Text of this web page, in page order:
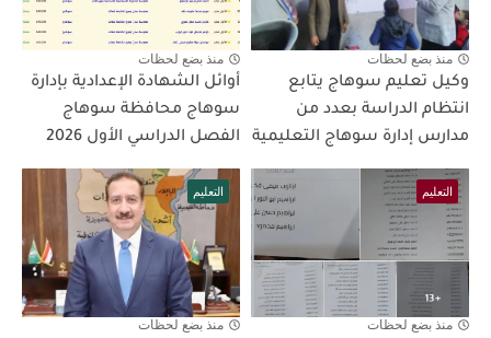
منذ بضع لحظات
وكيل تعليم سوهاج يتابع
انتظام الدراسة بعدد من
مدارس إدارة سوهاج التعليمية
منذ بضع لحظات
أوائل الشهادة الإعدادية بإدارة
سوهاج محافظة سوهاج
الفصل الدراسي الأول 2026
التعليم
منذ بضع لحظات
التعليم
منذ بضع لحظات